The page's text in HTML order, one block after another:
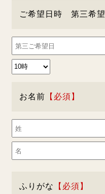
ご希望日時 第三希望
お名前
ふりがな